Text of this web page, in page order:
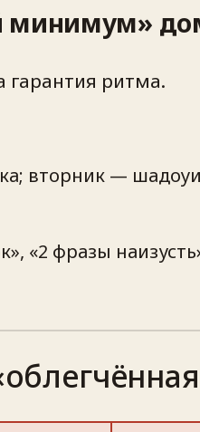
минимум»
гарантия ритма.
вторник —
«2 фразы